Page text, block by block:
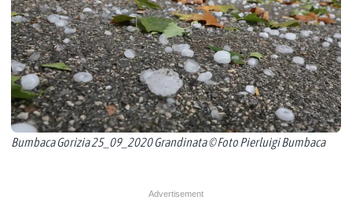
Bumbaca Gorizia 25_09_2020 Grandinata © Foto Pierluigi Bumbaca